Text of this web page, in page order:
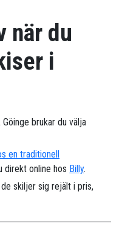
när du
i
brukar du välja
en traditionell
direkt online hos Billy.
de skiljer sig rejält i pris,